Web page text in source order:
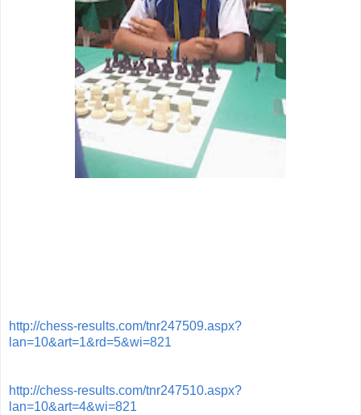
http://chess-results.com/tnr247509.aspx?
lan=10&art=1&rd=5&wi=821
http://chess-results.com/tnr247510.aspx?
lan=10&art=4&wi=821